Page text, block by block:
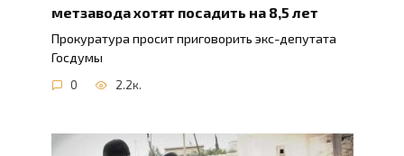
метзавода хотят посадить на 8,5 лет
Прокуратура просит приговорить экс-депутата
Госдумы
0 2.2к.